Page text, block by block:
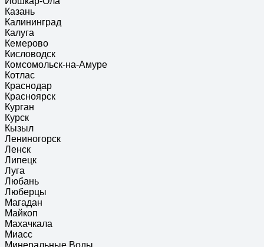
Казань
Калининград
Калуга
Кемерово
Кисловодск
Комсомольск-на-Амуре
Котлас
Краснодар
Красноярск
Курган
Курск
Кызыл
Лениногорск
Ленск
Липецк
Луга
Любань
Люберцы
Магадан
Майкоп
Махачкала
Миасс
Минеральные Воды